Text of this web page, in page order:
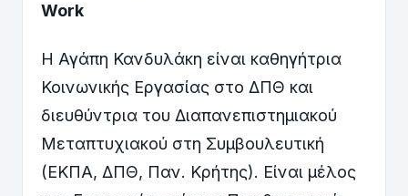
Work
Η Αγάπη Κανδυλάκη είναι καθηγήτρια
Κοινωνικής Εργασίας στο ΔΠΘ και
διευθύντρια του Διαπανεπιστημιακού
Μεταπτυχιακού στη Συμβουλευτική
(ΕΚΠΑ, ΔΠΘ, Παν. Κρήτης). Είναι μέλος